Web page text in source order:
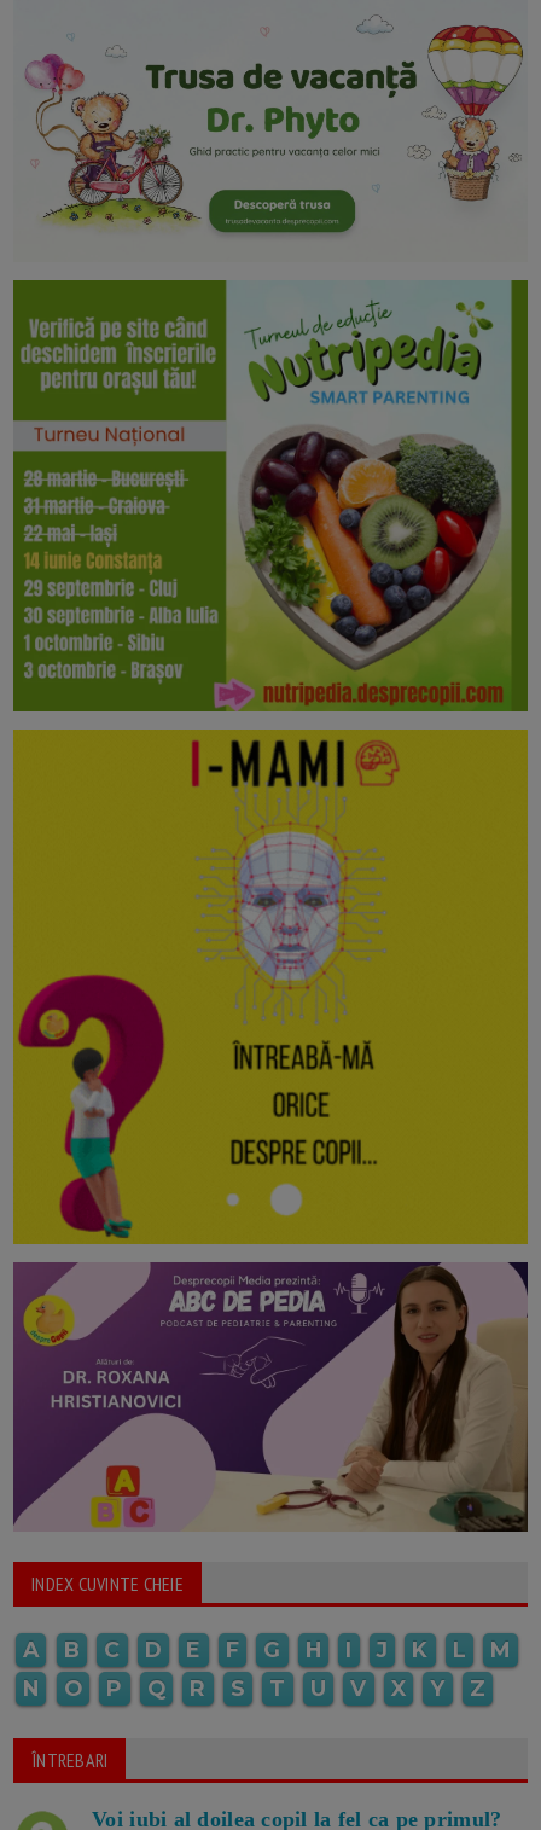
INDEX CUVINTE CHEIE
A B C D E F G H I J K L
M
N
O P Q R S T U V X Y Z
ÎNTREBARI
Voi iubi al doilea copil la fel ca pe primul?